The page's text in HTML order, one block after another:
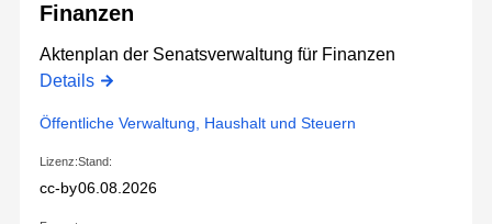
Finanzen
Aktenplan der Senatsverwaltung für Finanzen
Details
Öffentliche Verwaltung, Haushalt und Steuern
Lizenz:
cc-by
Stand:
06.08.2026